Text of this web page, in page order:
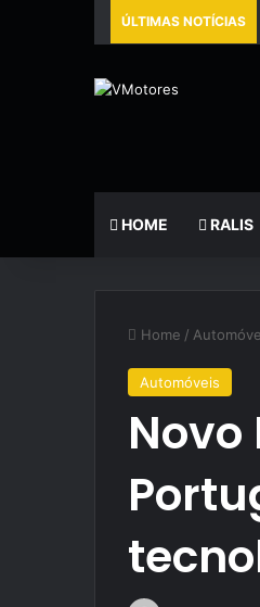
ÚLTIMAS NOTÍCIAS
HOME RALIS
Home /
Automóveis
Novo